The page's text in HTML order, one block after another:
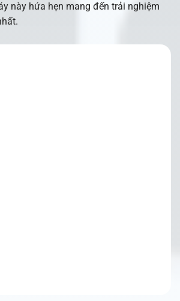
này hứa hẹn mang đến trải nghiệm